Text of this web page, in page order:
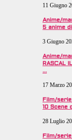
11 Giugno
Anime/
5 anime
3 Giugno
Anime/
RASCAL
…
17 Marzo
Film/
10
28 Luglio
Film/